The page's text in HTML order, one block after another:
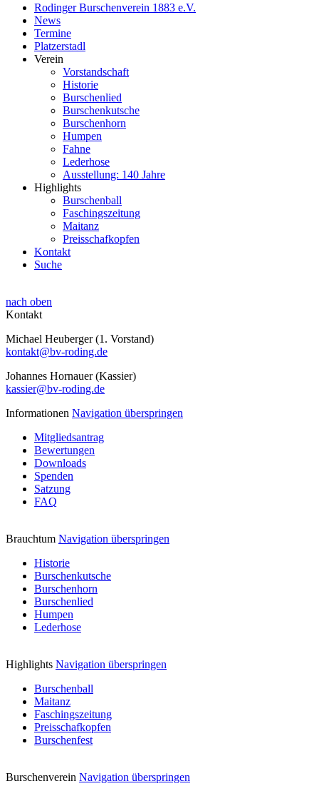
Rodinger Burschenverein 1883 e.V.
News
Termine
Platzerstadl
Verein
Vorstandschaft
Historie
Burschenlied
Burschenkutsche
Burschenhorn
Humpen
Fahne
Lederhose
Ausstellung: 140 Jahre
Highlights
Burschenball
Faschingszeitung
Maitanz
Preisschafkopfen
Kontakt
Suche
nach oben
Kontakt
Michael Heuberger (1. Vorstand)
kontakt@bv-roding.de
Johannes Hornauer (Kassier)
kassier@bv-roding.de
Informationen Navigation überspringen
Mitgliedsantrag
Bewertungen
Downloads
Spenden
Satzung
FAQ
Brauchtum Navigation überspringen
Historie
Burschenkutsche
Burschenhorn
Burschenlied
Humpen
Lederhose
Highlights Navigation überspringen
Burschenball
Maitanz
Faschingszeitung
Preisschafkopfen
Burschenfest
Burschenverein Navigation überspringen